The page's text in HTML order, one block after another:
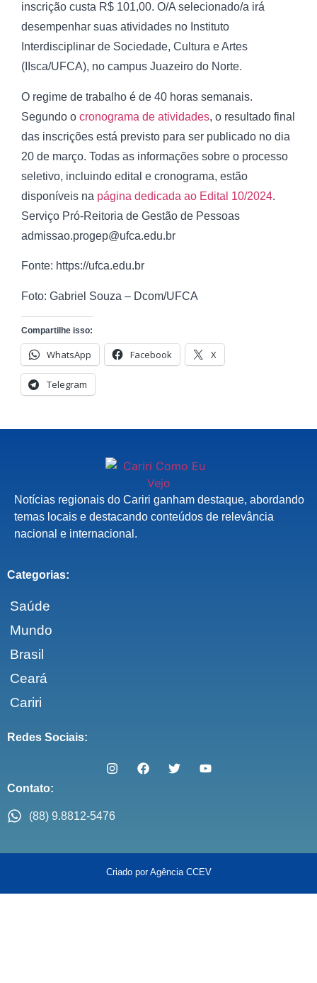
inscrição custa R$ 101,00. O/A selecionado/a irá
desempenhar suas atividades no Instituto
Interdisciplinar de Sociedade, Cultura e Artes
(IIsca/UFCA), no campus Juazeiro do Norte.
O regime de trabalho é de 40 horas semanais.
Segundo o cronograma de atividades, o resultado final
das inscrições está previsto para ser publicado no dia
20 de março. Todas as informações sobre o processo
seletivo, incluindo edital e cronograma, estão
disponíveis na página dedicada ao Edital 10/2024.
Serviço Pró-Reitoria de Gestão de Pessoas
admissao.progep@ufca.edu.br
Fonte: https://ufca.edu.br
Foto: Gabriel Souza – Dcom/UFCA
Compartilhe isso:
WhatsApp Facebook X
Telegram
Notícias regionais do Cariri ganham destaque, abordando
temas locais e destacando conteúdos de relevância
nacional e internacional.
Categorias:
Saúde
Mundo
Brasil
Ceará
Cariri
Redes Sociais:
Contato:
(88) 9.8812-5476
Criado por Agência CCEV